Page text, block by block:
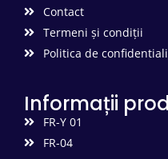
Contact
Termeni şi condiții
Politica de
Informații
FR-Y 01
FR-04